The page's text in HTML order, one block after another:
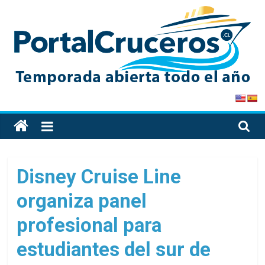
content
PortalCruceros
Toda
la
de
cruceros
en
solo
sitio
Disney Cruise Line
organiza panel
profesional para
estudiantes del sur de